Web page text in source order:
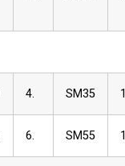
4. SM35
6. SM55